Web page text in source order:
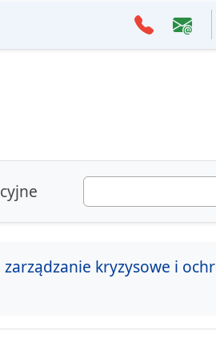
zarządzanie kryzysowe i